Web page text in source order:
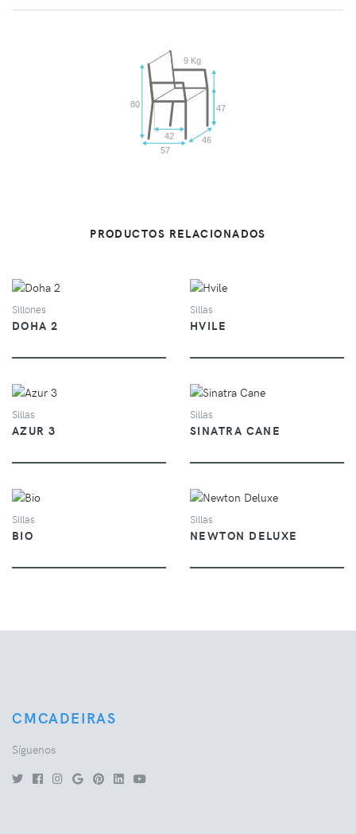
80
42
57
46
47
9 Kg
PRODUCTOS RELACIONADOS
Sillones
DOHA 2
Sillas
HVILE
Sillas
AZUR 3
VER
Sillas
SINATRA CANE
Sillas
BIO
VER
Sillas
NEWTON DELUXE
CMCADEIRAS
Síguenos